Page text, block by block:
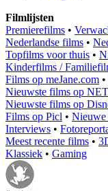
Filmlijsten
Premierefilms •
Nederlandse films •
Topfilms voor thuis •
Kinderfilms /
Films op meJane.com •
Nieuwste films op
Nieuwste films op
Films op Picl • Nieuwe
Interviews •
Meest recente films •
Klassiek • Gaming